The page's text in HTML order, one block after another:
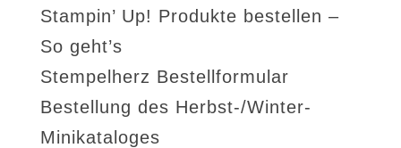
Stampin’ Up! Produkte bestellen –
So geht’s
Stempelherz Bestellformular
Bestellung des Herbst-/Winter-
Minikataloges